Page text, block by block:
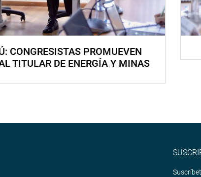
CONGRESISTAS PROMUEVEN
TITULAR DE ENERGÍA Y MINAS